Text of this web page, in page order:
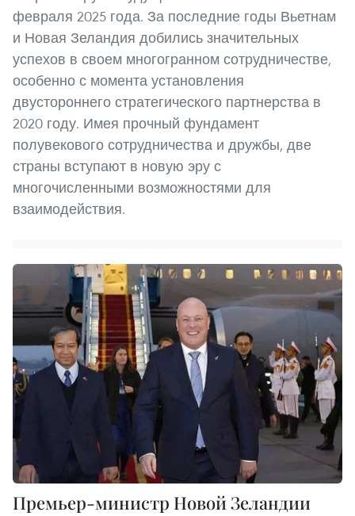
февраля 2025 года. За последние годы Вьетнам
и Новая Зеландия добились значительных
успехов в своем многогранном сотрудничестве,
особенно с момента установления
двустороннего стратегического партнерства в
2020 году. Имея прочный фундамент
полувекового сотрудничества и дружбы, две
страны вступают в новую эру с
многочисленными возможностями для
взаимодействия.
Премьер-министр Новой Зеландии